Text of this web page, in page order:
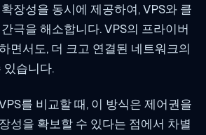
장성을 동시에 제공하여, VPS와 클
극을 해소합니다. VPS의 프라이버
면서도, 더 크고 연결된 네트워크의
있습니다.
를 비교할 때, 이 방식은 제어권을
성을 확보할 수 있다는 점에서 차별